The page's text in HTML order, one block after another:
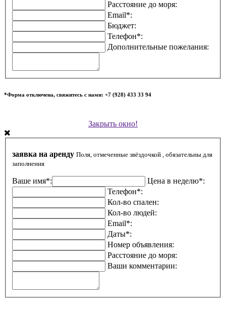
Расстояние до моря:
Email*:
Бюджет:
Телефон*:
Дополнительные пожелания:
*Форма отключена, свяжитесь с нами: +7 (928) 433 33 94
Закрыть окно!
заявка на аренду Поля, отмеченные звёздочкой , обязательны для
заполнения
Ваше имя*:
Цена в неделю*:
Телефон*:
Кол-во спален:
Кол-во людей:
Email*:
Даты*:
Номер объявления:
Расстояние до моря:
Ваши комментарии: